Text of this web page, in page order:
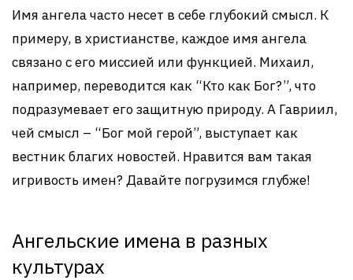
Имя ангела часто несет в себе глубокий смысл. К
примеру, в христианстве, каждое имя ангела
связано с его миссией или функцией. Михаил,
например, переводится как “Кто как Бог?”, что
подразумевает его защитную природу. А Гавриил,
чей смысл – “Бог мой герой”, выступает как
вестник благих новостей. Нравится вам такая
игривость имен? Давайте погрузимся глубже!
Ангельские имена в разных
культурах